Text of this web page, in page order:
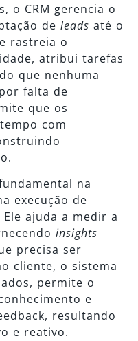
o CRM gerencia o
de leads até o
rastreia o
atribui tarefas
que nenhuma
falta de
que os
com
na
execução de
ajuda a medir a
insights
precisa ser
cliente, o sistema
permite o
e
resultando
e reativo.